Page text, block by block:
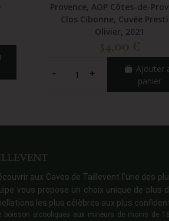
Provence, AOP Côtes-de-
Clos Cibonne, Cuvée
Olivier, 2021
34,00 €
Ajouter
panier
aux Caves de Taillevent l’une des
vous propose un choix unique de plus
les plus célèbres aux plus
boisson alcooliques aux mineurs de moins de